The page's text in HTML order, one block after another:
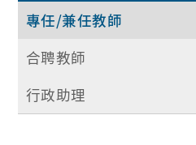
專任/兼任教師
合聘教師
行政助理